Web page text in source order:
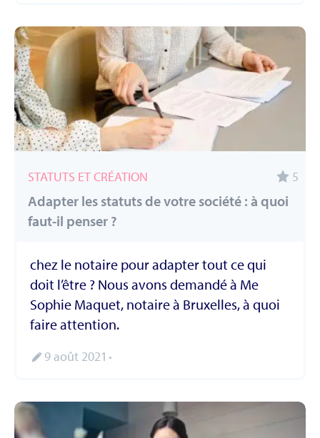
STATUTS ET CRÉATION 5
Adapter les statuts de votre société : à quoi
faut-il penser ?
chez le notaire pour adapter tout ce qui
doit l’être ? Nous avons demandé à Me
Sophie Maquet, notaire à Bruxelles, à quoi
faire attention.
9 août 2021